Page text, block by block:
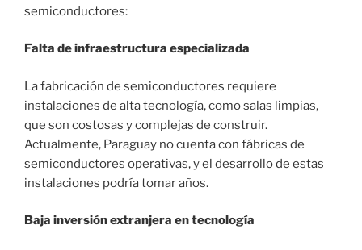
semiconductores:
Falta de infraestructura especializada
La fabricación de semiconductores requiere
instalaciones de alta tecnología, como salas limpias,
que son costosas y complejas de construir.
Actualmente, Paraguay no cuenta con fábricas de
semiconductores operativas, y el desarrollo de estas
instalaciones podría tomar años.
Baja inversión extranjera en tecnología